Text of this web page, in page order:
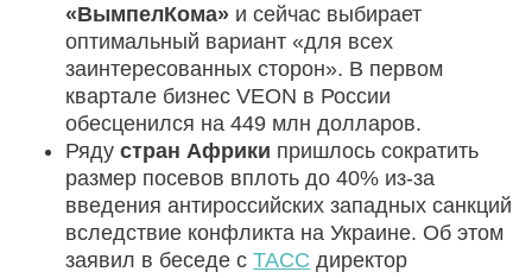
«ВымпелКома» и сейчас выбирает
оптимальный вариант «для всех
заинтересованных сторон». В первом
квартале бизнес VEON в России
обесценился на 449 млн долларов.
Ряду стран Африки пришлось сократить
размер посевов вплоть до 40% из-за
введения антироссийских западных санкций
вследствие конфликта на Украине. Об этом
заявил в беседе с ТАСС директор